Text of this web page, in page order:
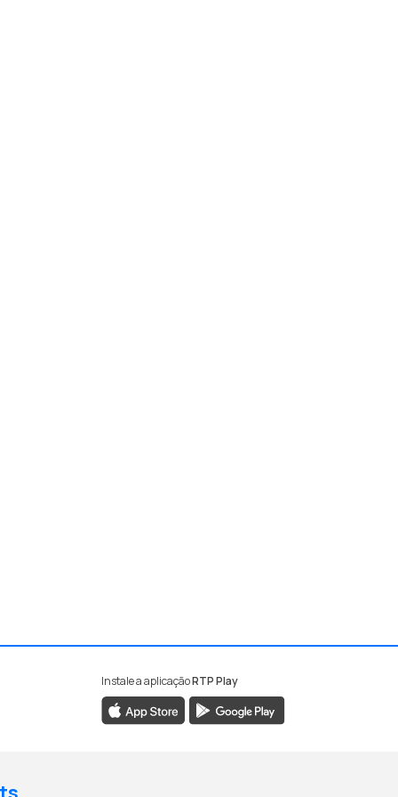
Instale a aplicaçãoRTP Play